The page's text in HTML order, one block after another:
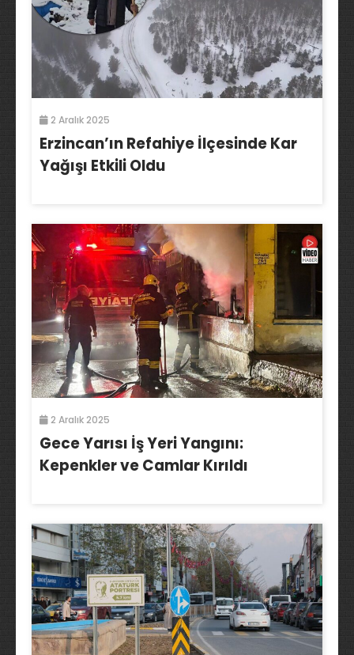
2 Aralık 2025
Erzincan’ın Refahiye İlçesinde Kar
Yağışı Etkili Oldu
2 Aralık 2025
Gece Yarısı İş Yeri Yangını:
Kepenkler ve Camlar Kırıldı